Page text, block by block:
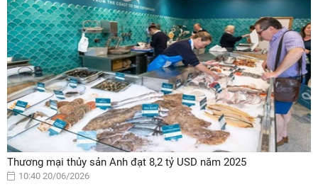
Thương mại thủy sản Anh đạt 8,2 tỷ USD năm 2025
10:40 20/06/2026